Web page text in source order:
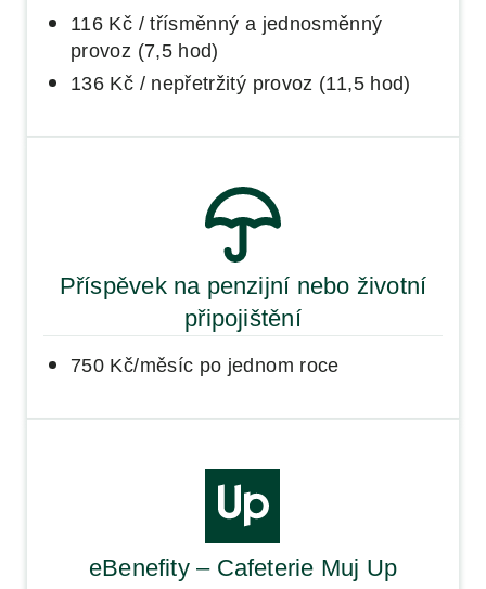
116 Kč / třísměnný a jednosměnný
provoz (7,5 hod)
136 Kč / nepřetržitý provoz (11,5 hod)
Příspěvek na penzijní nebo životní
připojištění
750 Kč/měsíc po jednom roce
eBenefity – Cafeterie Muj Up